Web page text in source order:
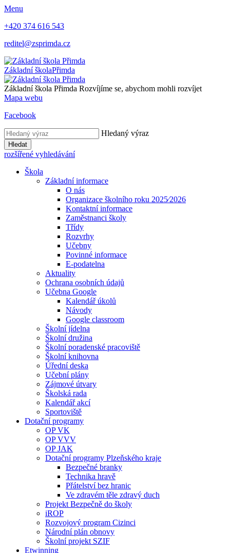
Menu
+420 374 616 543
reditel@zsprimda.cz
Základní školaPřimda
Základní škola Přimda Rozvíjíme se, abychom mohli rozvíjet
Mapa webu
Facebook
Hledaný výraz
Hledat
rozšířené vyhledávání
Škola
Základní informace
O nás
Organizace školního roku 2025⁄2026
Kontaktní informace
Zaměstnanci školy
Třídy
Rozvrhy
Učebny
Povinné informace
E-podatelna
Aktuality
Ochrana osobních údajů
Učebna Google
Kalendář úkolů
Návody
Google classroom
Školní jídelna
Školní družina
Školní poradenské pracoviště
Školní knihovna
Úřední deska
Učební plány
Zájmové útvary
Školská rada
Kalendář akcí
Sportoviště
Dotační programy
OP VK
OP VVV
OP JAK
Dotační programy Plzeňského kraje
Bezpečné branky
Technika hravě
Přátelství bez hranic
Ve zdravém těle zdravý duch
Projekt Bezpečně do školy
iROP
Rozvojový program Cizinci
Národní plán obnovy
Školní projekt SZIF
Etwinning